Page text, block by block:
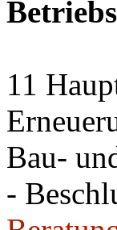
11
Bau-
-